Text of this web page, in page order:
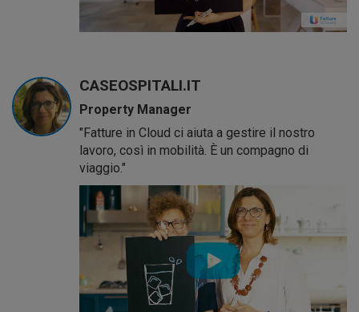
CASEOSPITALI.IT
Property Manager
"Fatture in Cloud ci aiuta a gestire il nostro
lavoro, così in mobilità. È un compagno di
viaggio."